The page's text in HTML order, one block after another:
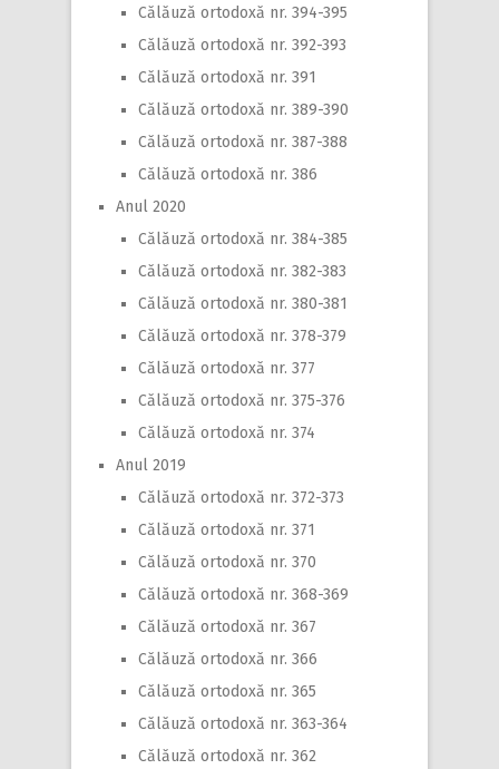
Călăuză ortodoxă nr. 394-395
Călăuză ortodoxă nr. 392-393
Călăuză ortodoxă nr. 391
Călăuză ortodoxă nr. 389-390
Călăuză ortodoxă nr. 387-388
Călăuză ortodoxă nr. 386
Anul 2020
Călăuză ortodoxă nr. 384-385
Călăuză ortodoxă nr. 382-383
Călăuză ortodoxă nr. 380-381
Călăuză ortodoxă nr. 378-379
Călăuză ortodoxă nr. 377
Călăuză ortodoxă nr. 375-376
Călăuză ortodoxă nr. 374
Anul 2019
Călăuză ortodoxă nr. 372-373
Călăuză ortodoxă nr. 371
Călăuză ortodoxă nr. 370
Călăuză ortodoxă nr. 368-369
Călăuză ortodoxă nr. 367
Călăuză ortodoxă nr. 366
Călăuză ortodoxă nr. 365
Călăuză ortodoxă nr. 363-364
Călăuză ortodoxă nr. 362